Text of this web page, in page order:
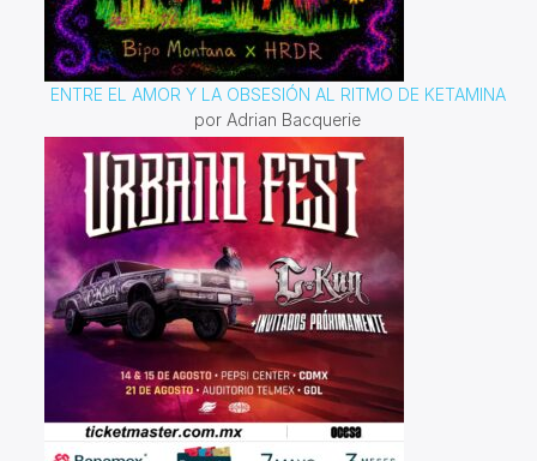
ENTRE EL AMOR Y LA OBSESIÓN AL RITMO DE KETAMINA
por Adrian Bacquerie